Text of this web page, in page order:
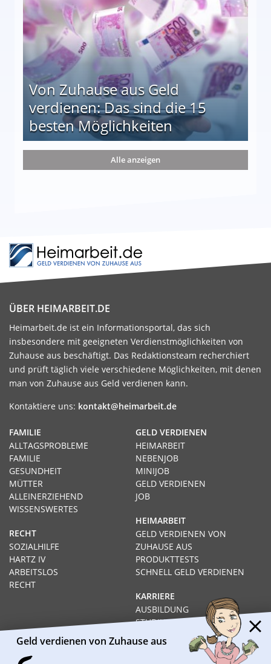
Von Zuhause aus Geld
verdienen: Das sind die 15
besten Möglichkeiten
die 15 besten Möglichkeiten
Alle anzeigen
ÜBER HEIMARBEIT.DE
Heimarbeit.de ist ein Informationsportal, das sich
insbesondere mit geeigneten Verdienstmöglichkeiten von
Zuhause aus beschäftigt. Das Redaktionsteam recherchiert
und prüft täglich viele verschiedene Möglichkeiten, mit denen
man von Zuhause aus Geld verdienen kann.
Kontaktiere uns: kontakt@heimarbeit.de
GELD VERDIENEN
HEIMARBEIT
NEBENJOB
MINIJOB
GELD VERDIENEN
JOB
HEIMARBEIT
GELD VERDIENEN VON
ZUHAUSE AUS
PRODUKTTESTS
SCHNELL GELD VERDIENEN
KARRIERE
AUSBILDUNG
STUDIUM
GEHÄLTER
FAMILIE
ALLTAGSPROBLEME
FAMILIE
GESUNDHEIT
MÜTTER
ALLEINERZIEHEND
WISSENSWERTES
RECHT
SOZIALHILFE
HARTZ IV
ARBEITSLOS
RECHT
Geld verdienen von Zuhause aus